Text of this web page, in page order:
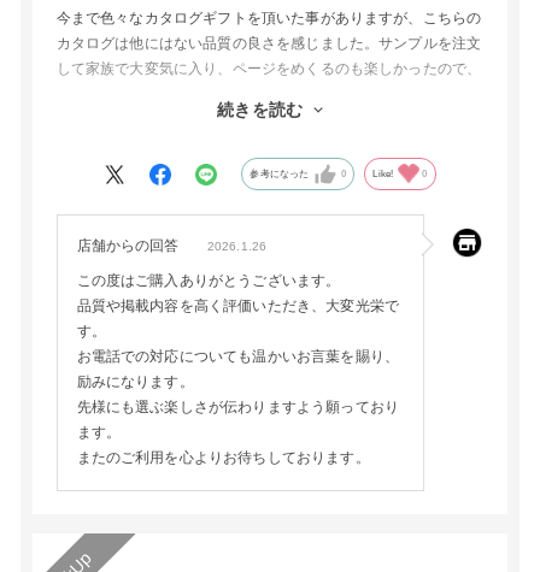
今まで色々なカタログギフトを頂いた事がありますが、こちらの
カタログは他にはない品質の良さを感じました。サンプルを注文
して家族で大変気に入り、ページをめくるのも楽しかったので、
またWEB上の操作で電話問い合わせしたのですが、対応も良
続きを読む
参考になった 0 Like! 0
店舗からの回答 2026.1.26
この度はご購入ありがとうございます。
品質や掲載内容を高く評価いただき、大変光栄で
す。
お電話での対応についても温かいお言葉を賜り、
励みになります。
先様にも選ぶ楽しさが伝わりますよう願っており
ます。
またのご利用を心よりお待ちしております。